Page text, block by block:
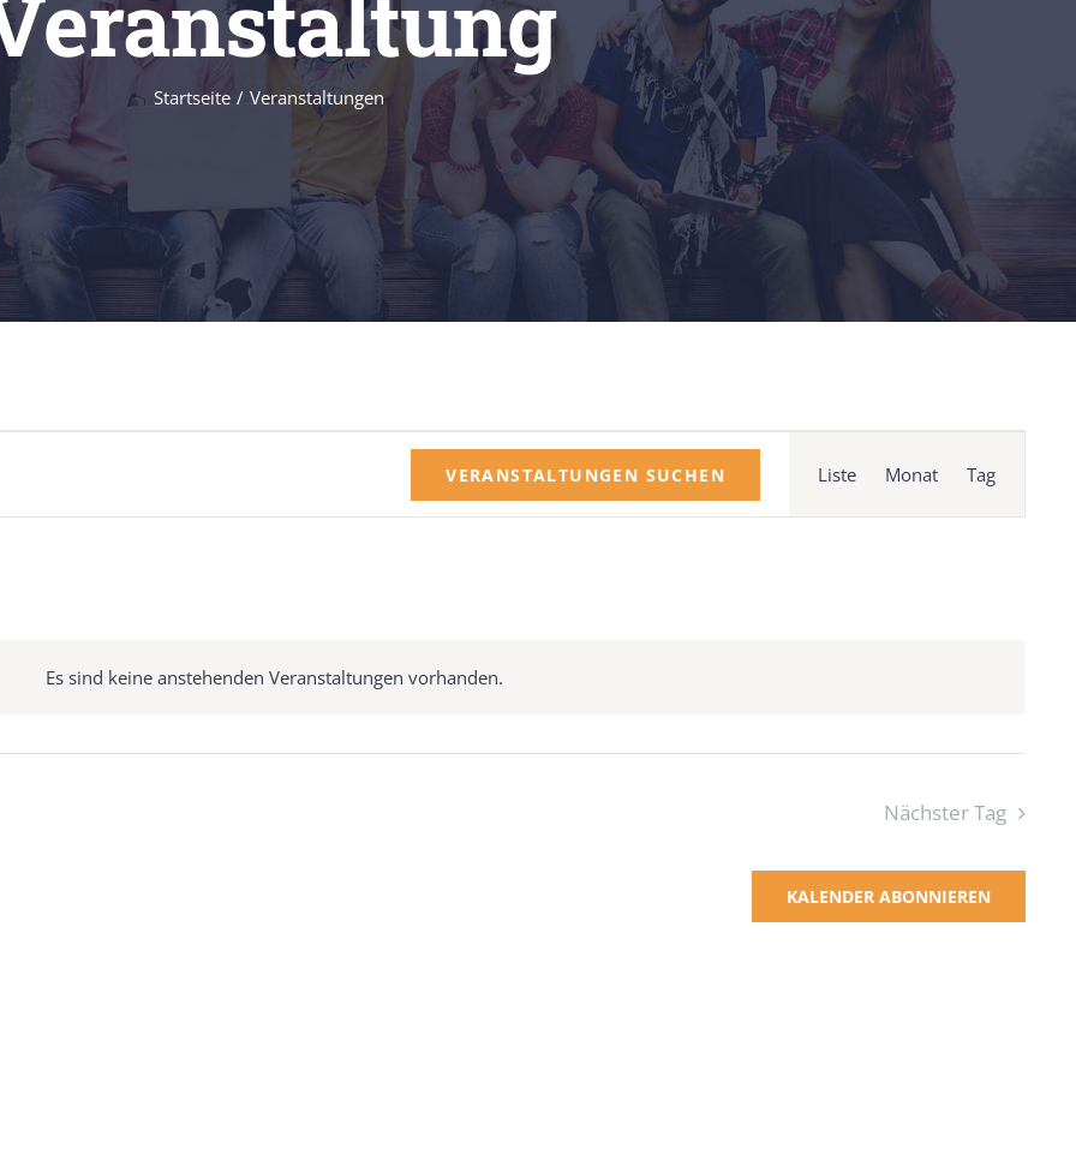
UPCOMING EVENTS
Startseite Veranstaltungen
Es sind keine anstehenden Veranstaltungen vorhanden.
VERANSTALTUNGEN SUCHEN
Ansichten-
Navigation
Liste Monat Tag
Nächster Tag
KALENDER ABONNIEREN